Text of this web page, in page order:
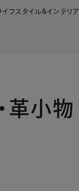
イフスタイル&インテリア
革小物